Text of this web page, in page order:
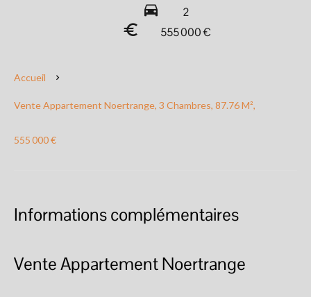
2
555 000 €
Accueil
Vente Appartement Noertrange, 3 Chambres, 87.76 M²,
555 000 €
Informations complémentaires
Vente Appartement Noertrange